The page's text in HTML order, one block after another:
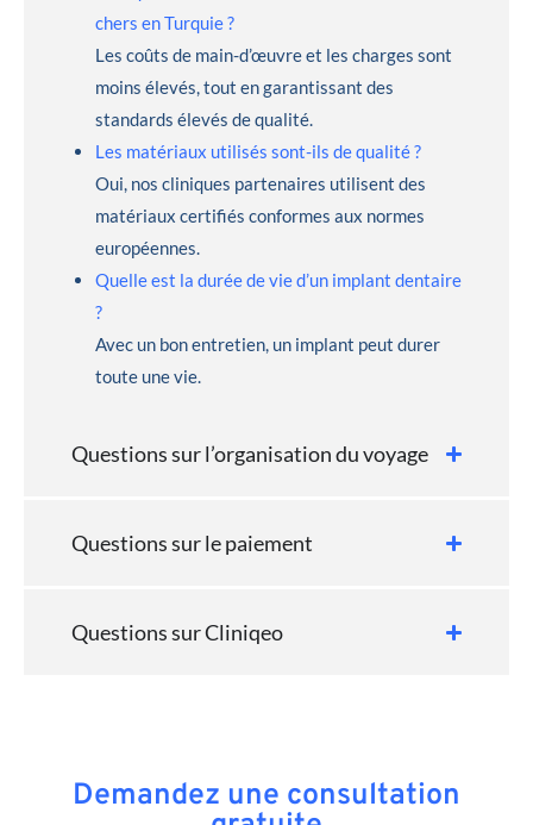
chers en Turquie ?
Les coûts de main-d’œuvre et les charges sont
moins élevés, tout en garantissant des
standards élevés de qualité.
Les matériaux utilisés sont-ils de qualité ?
Oui, nos cliniques partenaires utilisent des
matériaux certifiés conformes aux normes
européennes.
Quelle est la durée de vie d’un implant dentaire
?
Avec un bon entretien, un implant peut durer
toute une vie.
Questions sur l’organisation du voyage
Questions sur le paiement
Questions sur Cliniqeo
Demandez une consultation